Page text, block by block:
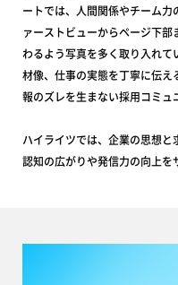
ートでは、人間関係やチーム
ァーストビューからページ下
わるよう写真を多く取り入れ
材像、仕事の実態を丁寧に伝
報のズレを生まない採用コミュ
ハイライツでは、企業の思想
認知の広がりや発信力の向上を